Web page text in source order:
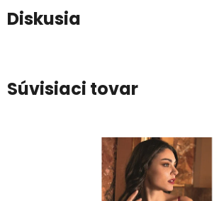
Diskusia
Súvisiaci tovar